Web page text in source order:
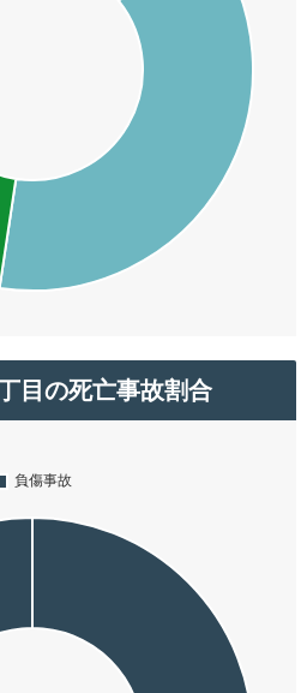
目の死亡事故割合